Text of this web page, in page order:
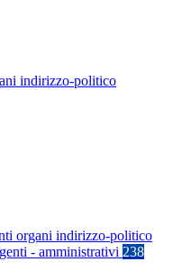
indirizzo-politico
organi indirizzo-politico
- amministrativi 238